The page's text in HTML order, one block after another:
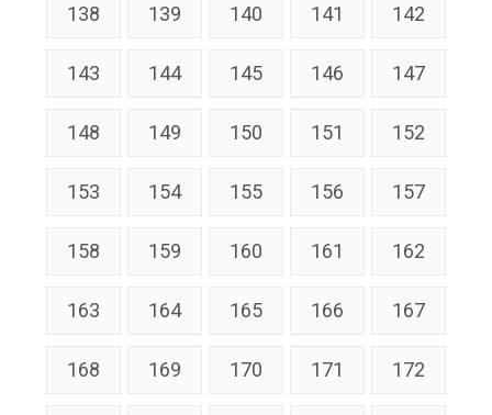
138 139 140 141 142
143 144 145 146 147
148 149 150 151 152
153 154 155 156 157
158 159 160 161 162
163 164 165 166 167
168 169 170 171 172